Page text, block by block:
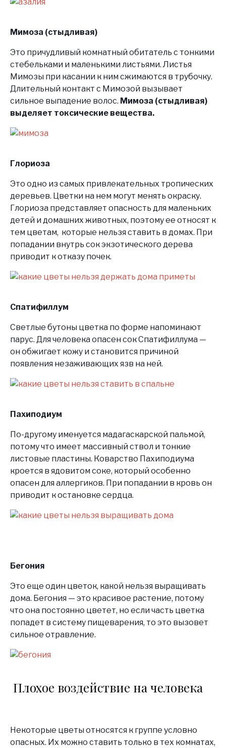
Мимоза (стыдливая)
Это причудливый комнатный обитатель с тонкими
стебельками и маленькими листьями. Листья
Мимозы при касании к ним сжимаются в трубочку.
Длительный контакт с Мимозой вызывает
сильное выпадение волос. Мимоза (стыдливая)
выделяет токсические вещества.
Глориоза
Это одно из самых привлекательных тропических
деревьев. Цветки на нем могут менять окраску.
Глориоза представляет опасность для маленьких
детей и домашних животных, поэтому ее относят к
тем цветам, которые нельзя ставить в домах. При
попадании внутрь сок экзотического дерева
приводит к отказу почек.
Спатифиллум
Светлые бутоны цветка по форме напоминают
парус. Для человека опасен сок Спатифиллума —
он обжигает кожу и становится причиной
появления незаживающих язв на ней.
Пахиподиум
По-другому именуется мадагаскарской пальмой,
потому что имеет массивный ствол и тонкие
листовые пластины. Коварство Пахиподиума
кроется в ядовитом соке, который особенно
опасен для аллергиков. При попадании в кровь он
приводит к остановке сердца.
Бегония
Это еще один цветок, какой нельзя выращивать
дома. Бегония — это красивое растение, потому
что она постоянно цветет, но если часть цветка
попадет в систему пищеварения, то это вызовет
сильное отравление.
Плохое воздействие на человека
Некоторые цветы относятся к группе условно
опасных. Их можно ставить только в тех комнатах,